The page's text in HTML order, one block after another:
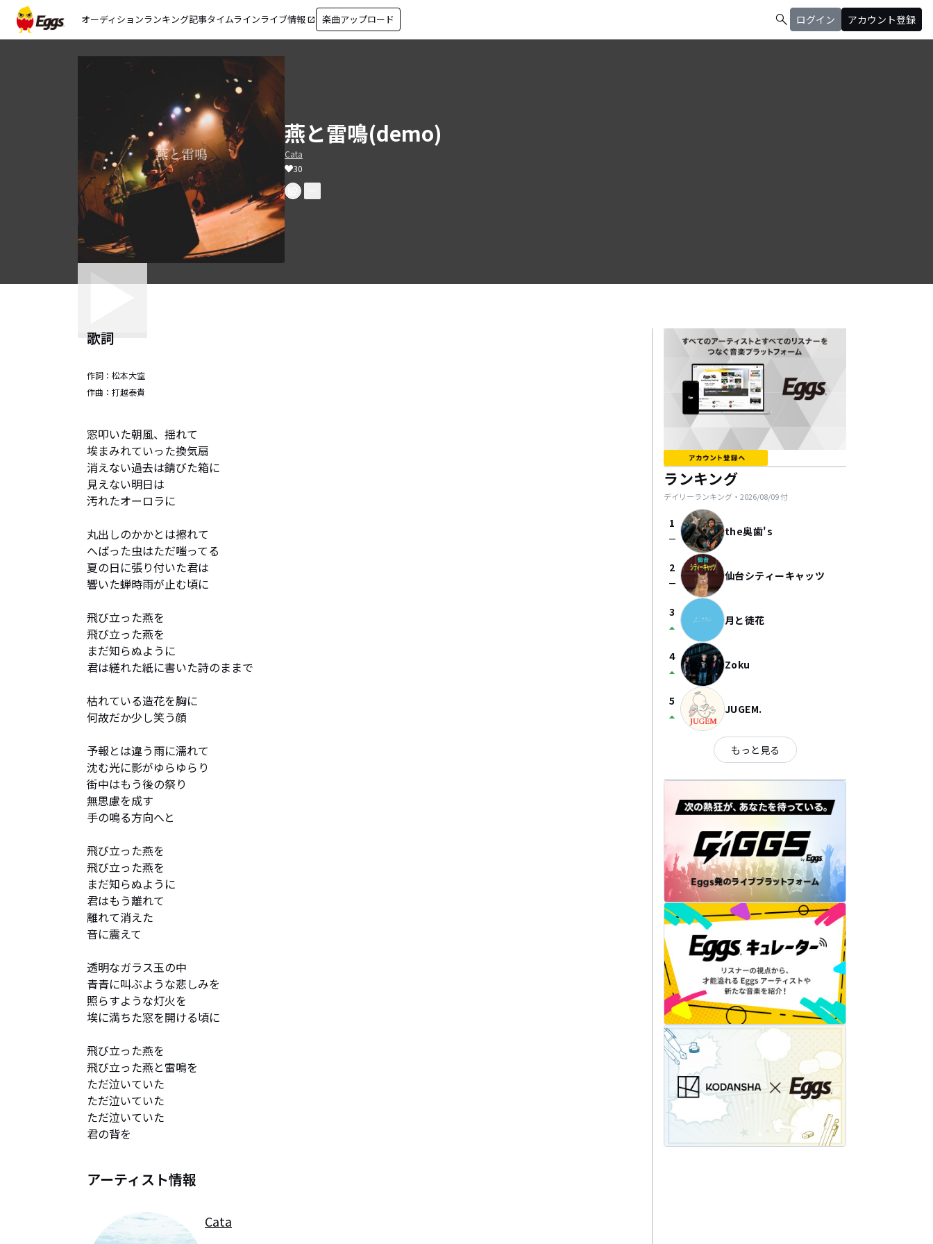
オーディションランキング記事タイムラインライブ情報 open_in_new 楽曲アップロード search ログイン アカウント登録
燕と雷鳴(demo)
Cata
30
歌詞
作詞： 松本大空
作曲： 打越泰貴
窓叩いた朝風、揺れて
埃まみれていった換気扇
消えない過去は錆びた箱に
見えない明日は
汚れたオーロラに
丸出しのかかとは擦れて
へばった虫はただ嗤ってる
夏の日に張り付いた君は
響いた蝉時雨が止む頃に
飛び立った燕を
飛び立った燕を
まだ知らぬように
君は縒れた紙に書いた詩のままで
枯れている造花を胸に
何故だか少し笑う顔
予報とは違う雨に濡れて
沈む光に影がゆらゆらり
街中はもう後の祭り
無思慮を成す
手の鳴る方向へと
飛び立った燕を
飛び立った燕を
まだ知らぬように
君はもう離れて
離れて消えた
音に震えて
透明なガラス玉の中
青青に叫ぶような悲しみを
照らすような灯火を
埃に満ちた窓を開ける頃に
飛び立った燕を
飛び立った燕と雷鳴を
ただ泣いていた
ただ泣いていた
ただ泣いていた
君の背を
アーティスト情報
Cata
ランキング
デイリーランキング・ 2026/08/09付
1
check_indeterminate_small the奥歯's
2
check_indeterminate_small 仙台シティーキャッツ
3
arrow_drop_up 月と徒花
4
arrow_drop_up Zoku
5
arrow_drop_up JUGEM.
もっと見る